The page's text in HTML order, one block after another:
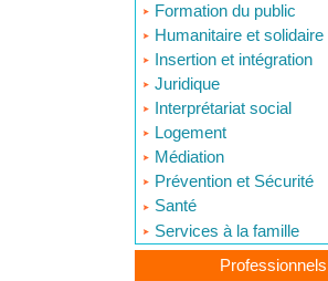
Formation du public
Humanitaire et solidaire
Insertion et intégration
Juridique
Interprétariat social
Logement
Médiation
Prévention et Sécurité
Santé
Services à la famille
Professionnels